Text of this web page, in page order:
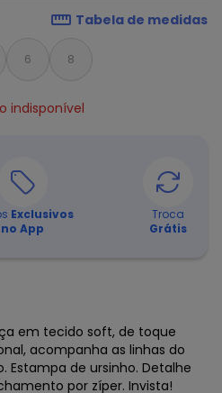
Tabela de medidas
6 8
indisponível
Exclusivos
no App
Troca
Grátis
em tecido soft, de toque
acompanha as linhas do
de ursinho. Detalhe
por zíper. Invista!